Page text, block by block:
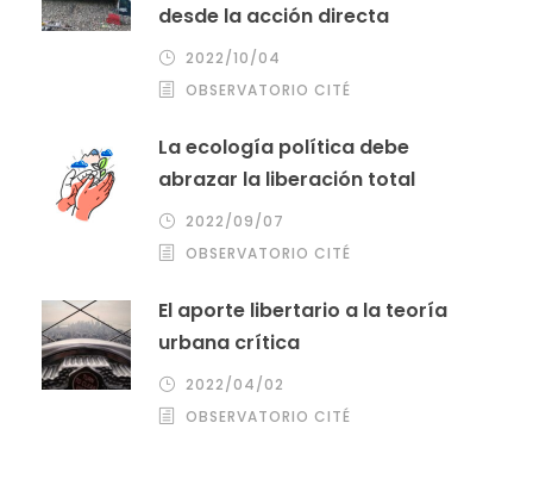
desde la acción directa
2022/10/04
OBSERVATORIO CITÉ
La ecología política debe
abrazar la liberación total
2022/09/07
OBSERVATORIO CITÉ
El aporte libertario a la teoría
urbana crítica
2022/04/02
OBSERVATORIO CITÉ